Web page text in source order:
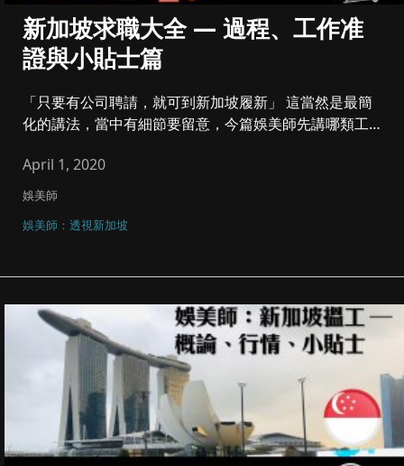
新加坡求職大全 — 過程、工作准
證與小貼士篇
「只要有公司聘請，就可到新加坡履新」 這當然是最簡
化的講法，當中有細節要留意，今篇娛美師先講哪類工作
April 1, 2020
娛美師
娛美師：透視新加坡